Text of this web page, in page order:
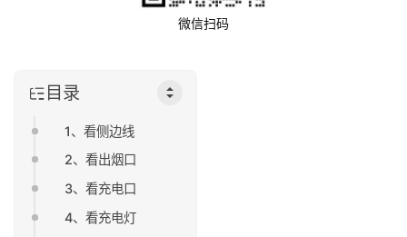
微信扫码
目录
1、看侧边线
2、看出烟口
3、看充电口
4、看充电灯